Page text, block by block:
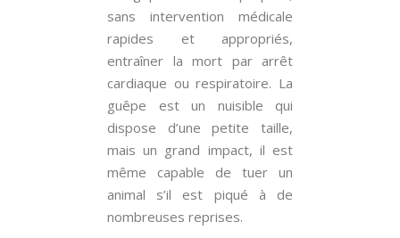
sans intervention médicale
rapides et appropriés,
entraîner la mort par arrêt
cardiaque ou respiratoire. La
guêpe est un nuisible qui
dispose d’une petite taille,
mais un grand impact, il est
même capable de tuer un
animal s’il est piqué à de
nombreuses reprises.